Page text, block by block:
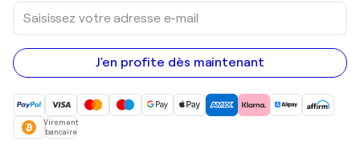
Saisissez
votre
adresse
e-
mail
J'en profite dès maintenant
Virement
bancaire